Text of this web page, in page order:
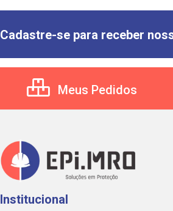
Cadastre-se para receber
Meus Pedidos
Institucional